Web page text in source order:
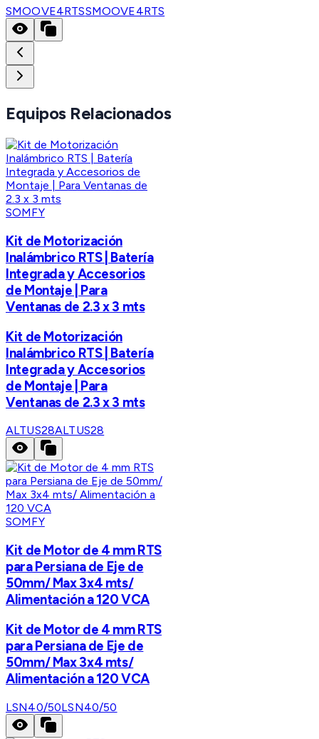
SMOOVE4RTSSMOOVE4RTS
Equipos Relacionados
SOMFY
Kit de Motorización
Inalámbrico RTS | Batería
Integrada y Accesorios
de Montaje | Para
Ventanas de 2.3 x 3 mts
Kit de Motorización
Inalámbrico RTS | Batería
Integrada y Accesorios
de Montaje | Para
Ventanas de 2.3 x 3 mts
ALTUS28ALTUS28
SOMFY
Kit de Motor de 4 mm RTS
para Persiana de Eje de
50mm/ Max 3x4 mts/
Alimentación a 120 VCA
Kit de Motor de 4 mm RTS
para Persiana de Eje de
50mm/ Max 3x4 mts/
Alimentación a 120 VCA
LSN40/50LSN40/50